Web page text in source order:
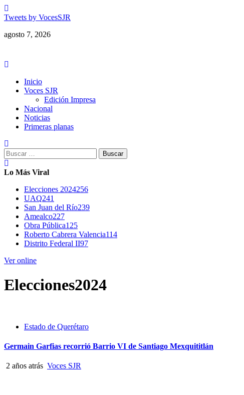
Saltar
al
Tweets by VocesSJR
agosto 7, 2026
Inicio
Voces SJR
Edición Impresa
Nacional
Noticias
Primeras planas
Buscar:
Lo Más Viral
Elecciones 2024256
UAQ241
San Juan del Río239
Amealco227
Obra Pública125
Roberto Cabrera Valencia114
Distrito Federal II97
Ver online
Elecciones2024
Estado de Querétaro
Germain Garfias recorrió Barrio VI de Santiago Mexquititlán
2 años atrás Voces SJR